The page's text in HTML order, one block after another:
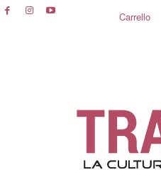
Carrello